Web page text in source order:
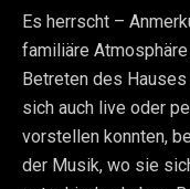
Es herrscht –
familiäre
Betreten des
sich auch live oder
vorstellen konnten,
der Musik, wo sie